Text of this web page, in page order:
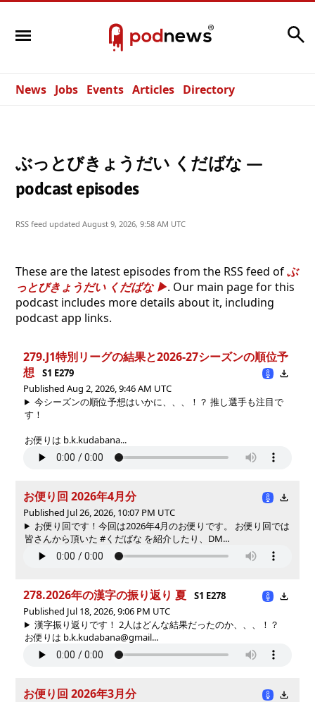
News Jobs Events Articles Directory
ぶっとびきょうだい くだばな —
podcast episodes
RSS feed updated August 9, 2026, 9:58 AM UTC
These are the latest episodes from the RSS feed ofぶ
っとびきょうだい くだばな
. Our main page for this
podcast includes more details about it, including
podcast app links.
279.J1特別リーグの結果と2026-27シーズンの順位予
想
S1 E279
Published Aug 2, 2026, 9:46 AM UTC
今シーズンの順位予想はいかに、、、！？ 推し選手も注目で
す！
お便りは b.k.kudabana...
お便り回 2026年4月分
Published Jul 26, 2026, 10:07 PM UTC
お便り回です！今回は2026年4月のお便りです。 お便り回では
皆さんから頂いた #くだばな を紹介したり、DM...
278.2026年の漢字の振り返り 夏
S1 E278
Published Jul 18, 2026, 9:06 PM UTC
漢字振り返りです！ 2人はどんな結果だったのか、、、！？
お便りは b.k.kudabana@gmail...
お便り回 2026年3月分